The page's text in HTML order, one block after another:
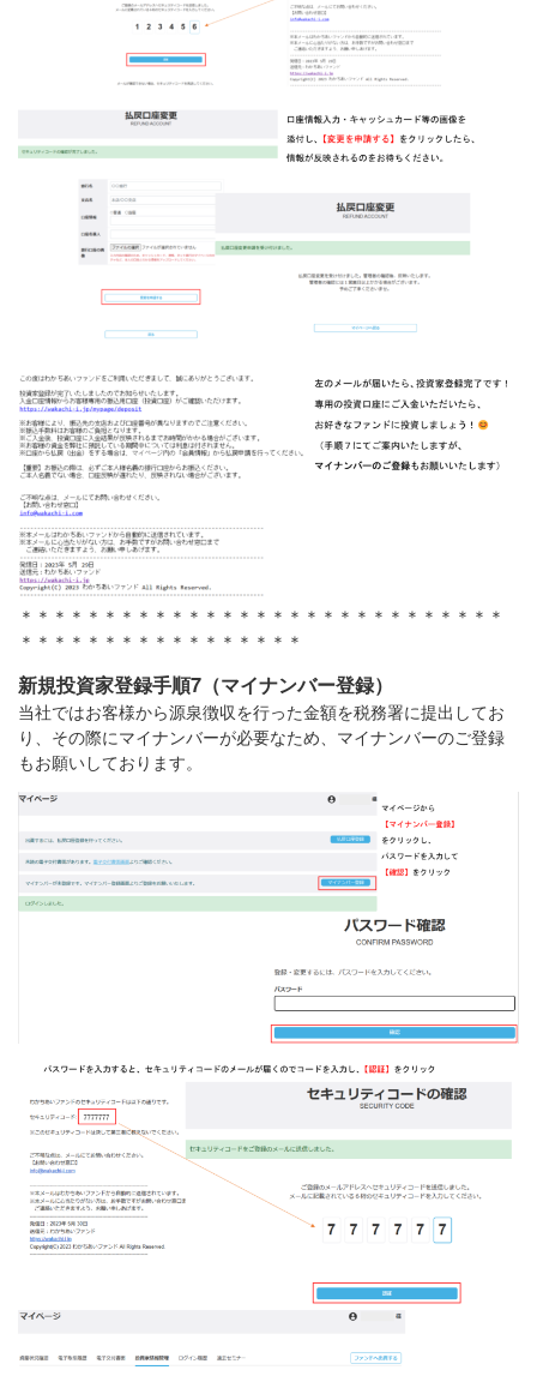
＊＊＊＊＊＊＊＊＊＊＊＊＊＊＊＊＊＊＊＊＊＊＊＊＊＊＊＊＊
＊＊＊＊＊＊＊＊＊＊＊＊＊＊＊＊＊
新規投資家登録手順7（マイナンバー登録）
当社ではお客様から源泉徴収を行った金額を税務署に提出してお
り、その際にマイナンバーが必要なため、マイナンバーのご登録
もお願いしております。